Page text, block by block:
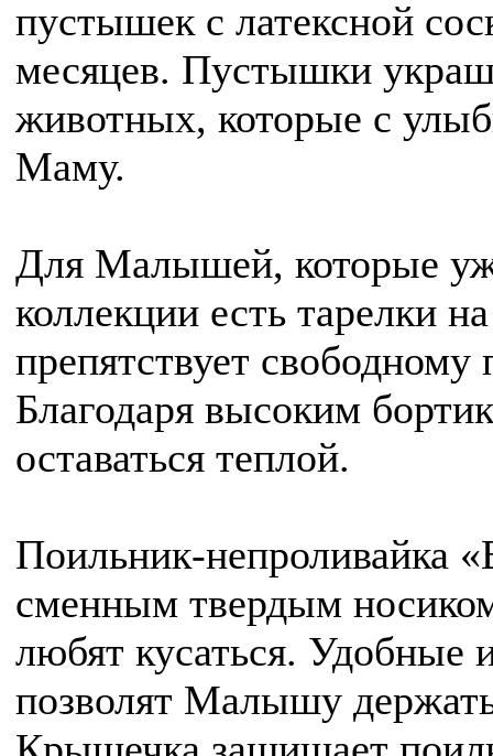
пустышек с латексной
месяцев. Пустышки
животных, которые с
Маму.
Для Малышей, которые
коллекции есть тарелки
препятствует
Благодаря высоким
оставаться теплой.
Поильник-непроливайка
сменным твердым
любят кусаться. Удобные
позволят Малышу